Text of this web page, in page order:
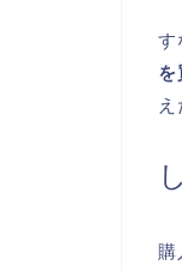
す
を
え
購